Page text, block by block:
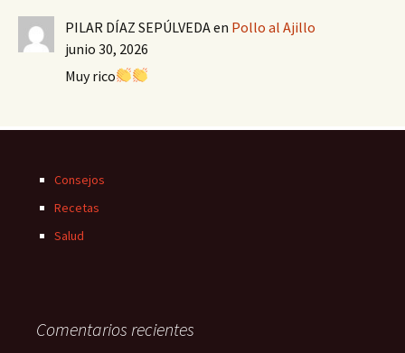
PILAR DÍAZ SEPÚLVEDAen Pollo al Ajillo
junio 30, 2026
Muy rico
Consejos
Recetas
Salud
Comentarios recientes